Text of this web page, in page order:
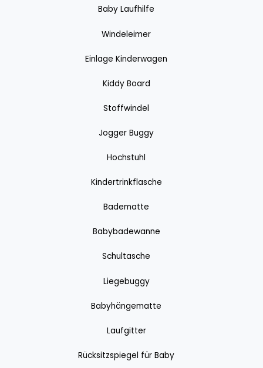
Baby Laufhilfe
Windeleimer
Einlage Kinderwagen
Kiddy Board
Stoffwindel
Jogger Buggy
Hochstuhl
Kindertrinkflasche
Badematte
Babybadewanne
Schultasche
Liegebuggy
Babyhängematte
Laufgitter
Rücksitzspiegel für Baby